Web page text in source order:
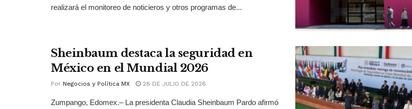
realizará el monitoreo de noticieros y otros programas de...
Sheinbaum destaca la seguridad en
México en el Mundial 2026
Por Negocios y Política MX 28 DE JULIO DE 2026
Zumpango, Edomex.– La presidenta Claudia Sheinbaum Pardo afirmó